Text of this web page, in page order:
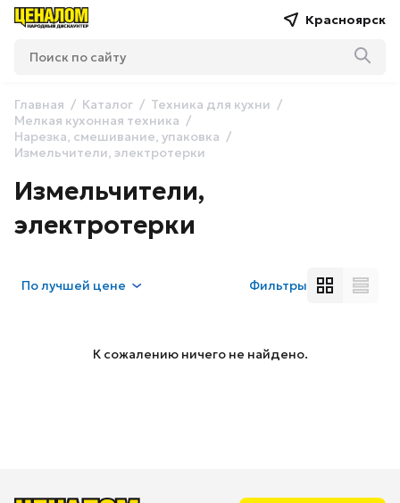
Красноярск
Главная Каталог
Техника для кухни
Мелкая кухонная техника
Нарезка, смешивание, упаковка
Измельчители, электротерки
Измельчители,
электротерки
Получшей цене Фильтры
К сожалению ничего не найдено.